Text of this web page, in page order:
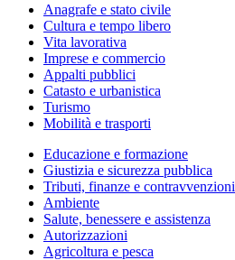
Anagrafe e stato civile
Cultura e tempo libero
Vita lavorativa
Imprese e commercio
Appalti pubblici
Catasto e urbanistica
Turismo
Mobilità e trasporti
Educazione e formazione
Giustizia e sicurezza pubblica
Tributi, finanze e contravvenzioni
Ambiente
Salute, benessere e assistenza
Autorizzazioni
Agricoltura e pesca